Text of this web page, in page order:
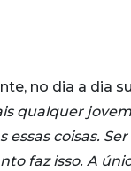
no dia a dia
qualquer
coisas.
faz isso. A